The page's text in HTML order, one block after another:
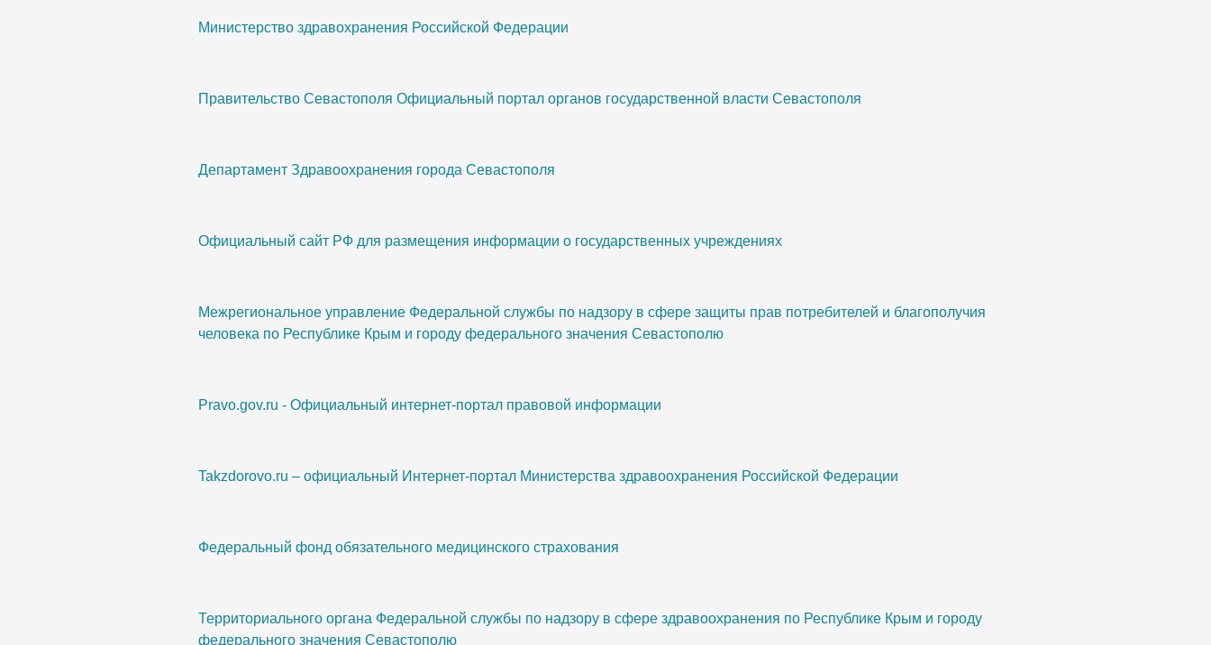
Министерство здравохранения Российской Федерации
Правительство Севастополя Официальный портал органов государственной власти Севастополя
Департамент Здравоохранения города Севастополя
Официальный сайт РФ для размещения информации о государственных учреждениях
Межрегиональное управление Федеральной службы по надзору в сфере защиты прав потребителей и благополучия
человека по Республике Крым и городу федерального значения Севастополю
Pravo.gov.ru - Официальный интернет-портал правовой информации
Takzdorovo.ru – официальный Интернет-портал Министерства здравоохранения Российской Федерации
Федеральный фонд обязательного медицинского страхования
Территориального органа Федеральной службы по надзору в сфере здравоохранения по Республике Крым и городу
федерального значения Севастополю